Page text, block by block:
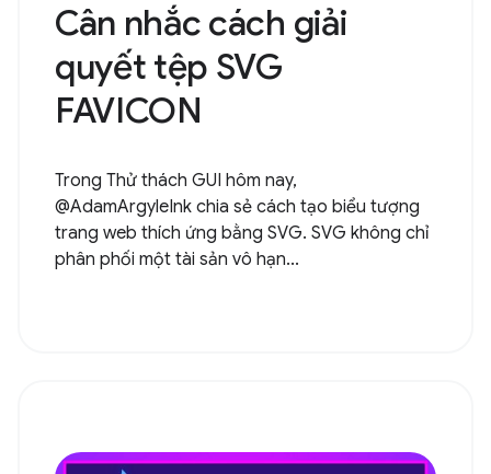
Cân nhắc cách giải
quyết tệp SVG
FAVICON
Trong Thử thách GUI hôm nay,
@AdamArgyleInk chia sẻ cách tạo biểu tượng
trang web thích ứng bằng SVG. SVG không chỉ
phân phối một tài sản vô hạn...